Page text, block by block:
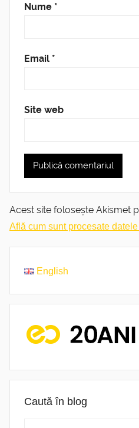
Nume *
Email *
Site web
Acest site folosește Akismet
Află cum sunt procesate
English
Caută în blog